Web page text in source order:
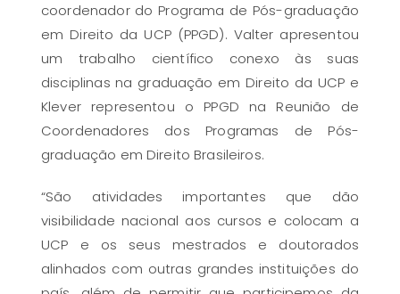
coordenador do Programa de Pós-graduação
em Direito da UCP (PPGD). Valter apresentou
um trabalho científico conexo às suas
disciplinas na graduação em Direito da UCP e
Klever representou o PPGD na Reunião de
Coordenadores dos Programas de Pós-
graduação em Direito Brasileiros.
“São atividades importantes que dão
visibilidade nacional aos cursos e colocam a
UCP e os seus mestrados e doutorados
alinhados com outras grandes instituições do